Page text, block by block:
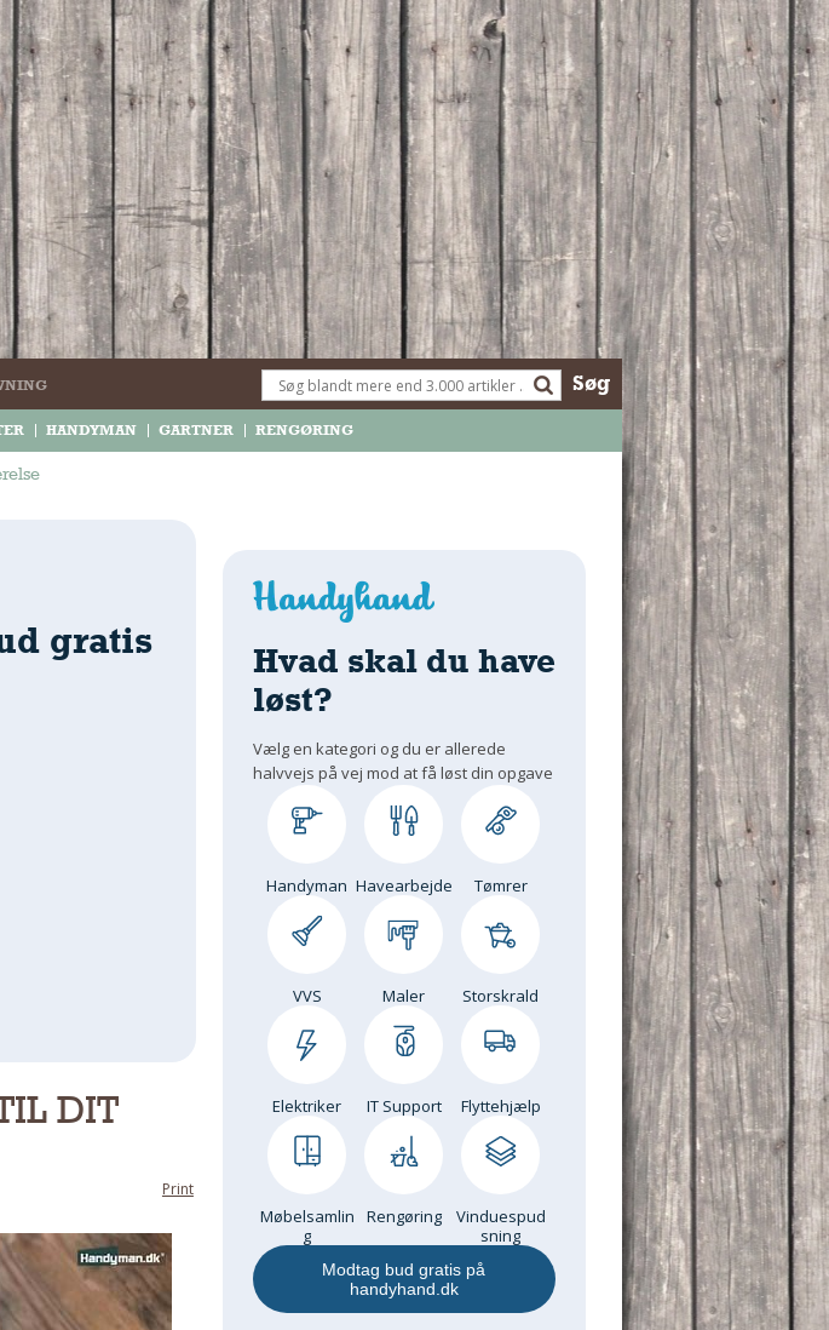
HANDYMAN GARTNER RENGØRING
Søg
gratis
DIT
Print
Hvad skal du have
løst?
Vælg en kategori og du er allerede
halvvejs på vej mod at få løst din opgave
Handyman Havearbejde Tømrer
VVS Maler Storskrald
Elektriker IT Support Flyttehjælp
Møbelsamlin
g
Rengøring
Vinduespud
sning
Modtag bud gratis på
handyhand.dk